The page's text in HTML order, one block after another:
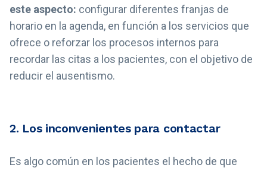
este aspecto: configurar diferentes franjas de
horario en la agenda, en función a los servicios que
ofrece o reforzar los procesos internos para
recordar las citas a los pacientes, con el objetivo de
reducir el ausentismo.
2. Los inconvenientes para contactar
Es algo común en los pacientes el hecho de que